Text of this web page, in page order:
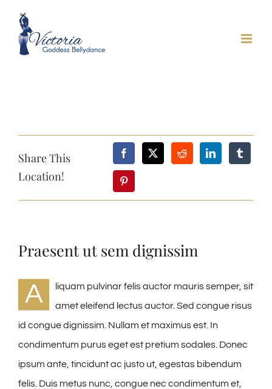
content
Share This
Location!
Praesent ut sem dignissim
A
liquam pulvinar felis auctor mauris semper, sit
amet eleifend lectus auctor. Sed congue risus
id congue dignissim. Nullam et maximus est. In
condimentum purus eget est pretium sodales. Donec
ipsum ante, tincidunt ac justo ut, egestas bibendum
felis. Duis metus nunc, congue nec condimentum et,